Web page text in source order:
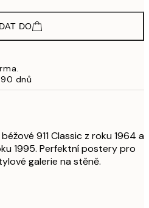
DO
dnů
911 Classic z roku 1964 a
1995. Perfektní postery pro
galerie na stěně.